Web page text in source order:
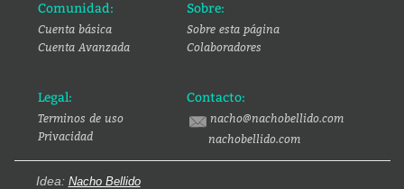
Comunidad:
Cuenta básica
Cuenta Avanzada
Sobre:
Sobre esta página
Colaboradores
Legal:
Terminos de uso
Privacidad
Contacto:
nacho@nachobellido.com
nachobellido.com
Idea: Nacho Bellido